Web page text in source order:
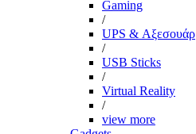
Gaming
/
UPS & Αξεσουάρ
/
USB Sticks
/
Virtual Reality
/
view more